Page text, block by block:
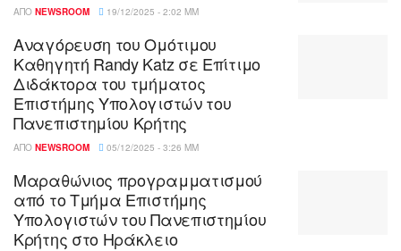
ΑΠΌ NEWSROOM 19/12/2025 - 2:02 ΜΜ
Αναγόρευση του Ομότιμου
Καθηγητή Randy Katz σε Επίτιμο
Διδάκτορα του τμήματος
Επιστήμης Υπολογιστών του
Πανεπιστημίου Κρήτης
ΑΠΌ NEWSROOM 05/12/2025 - 3:26 ΜΜ
Μαραθώνιος προγραμματισμού
από το Τμήμα Επιστήμης
Υπολογιστών του Πανεπιστημίου
Κρήτης στο Ηράκλειο